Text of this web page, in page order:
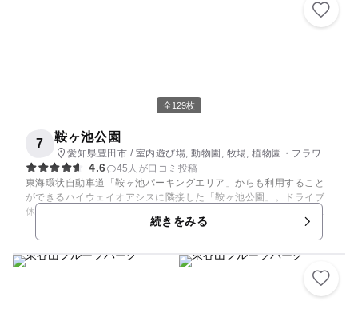
全129枚
7 鞍ヶ池公園
愛知県豊田市 / 室内遊び場, 動物園, 牧場, 植物園・フラワー
パーク, 公園・総合公園
4.6
45人が口コミ投稿
東海環状自動車道「鞍ヶ池パーキングエリア」からも利用すること
ができるハイウェイオアシスに隣接した「鞍ヶ池公園」。ドライブ
休憩に寄るだけではもったいないほどの充実ぶりに驚かされます。
広大な敷地の中に、動物園、植物園、観光牧場、四季の古里、芝生
広場、プレイハウスなどが設けられています。鞍ヶ池にはボートが
浮かび、若草山には遊歩道が絶好の散歩道となっています。広い園
内には周遊バスが走り、様々な楽しみに満ち溢れています。
続きをみる